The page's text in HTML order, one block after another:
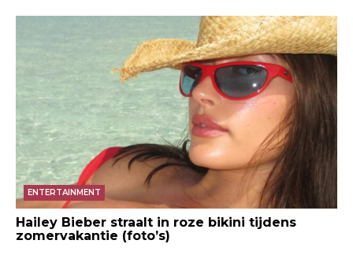
ENTERTAINMENT
Hailey Bieber straalt in roze bikini tijdens
zomervakantie (foto’s)